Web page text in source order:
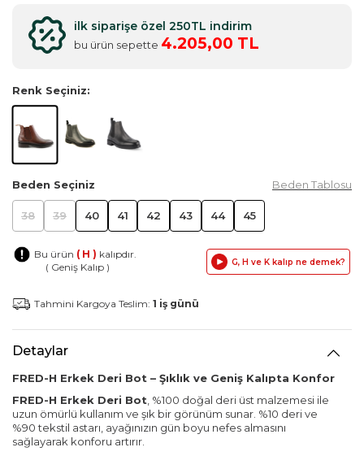
ilk siparişe özel 250TL indirim
bu ürün sepette 4.205,00 TL
Renk Seçiniz:
Beden Seçiniz Beden Tablosu
38 39 40 41 42 43 44 45
Bu ürün ( H ) kalıpdır.
( Geniş Kalıp )
G, H ve K kalıp ne demek?
Tahmini Kargoya Teslim: 1 iş günü
Detaylar
FRED-H Erkek Deri Bot – Şıklık ve Geniş Kalıpta Konfor
FRED-H Erkek Deri Bot, %100 doğal deri üst malzemesi ile
uzun ömürlü kullanım ve şık bir görünüm sunar. %10 deri ve
%90 tekstil astarı, ayağınızın gün boyu nefes almasını
sağlayarak konforu artırır.